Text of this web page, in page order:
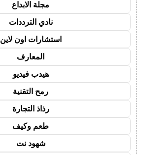
مجلة الابداع
نادي الترددات
استشارات اون لاين
المعارف
هيدب فيديو
رمح التقنية
رذاذ التجارة
طعم وكيف
شهود نت